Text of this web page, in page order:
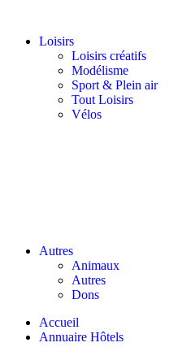
Loisirs
Loisirs créatifs
Modélisme
Sport & Plein air
Tout Loisirs
Vélos
Autres
Animaux
Autres
Dons
Accueil
Annuaire Hôtels